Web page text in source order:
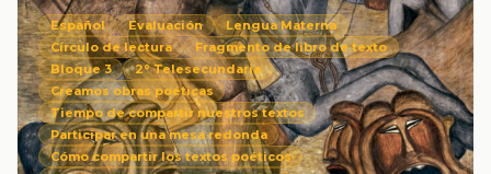
Español Evaluación
Lengua Materna
Círculo de lectura
Fragmento de libro de texto
Bloque 3
2° Telesecundaria
Creamos obras poéticas
Tiempo de compartir nuestros textos
Participar en una mesa redonda
Cómo compartir los textos poéticos